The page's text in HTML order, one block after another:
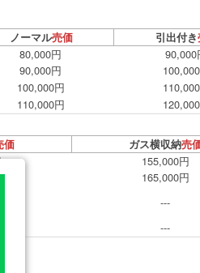
ノーマル売価 引出付き
80,000円 90,000
90,000円
100,000円
110,000円
価 ガス横収納売
155,000円
165,000円
---
---